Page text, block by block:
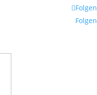
Folgen
Folgen